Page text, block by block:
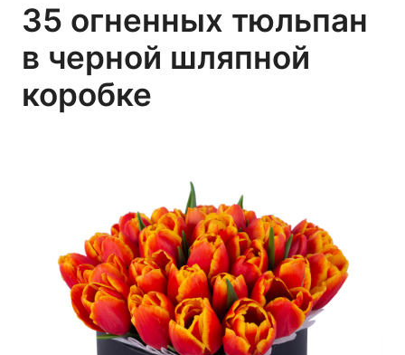
35 огненных тюльпан
в черной шляпной
коробке